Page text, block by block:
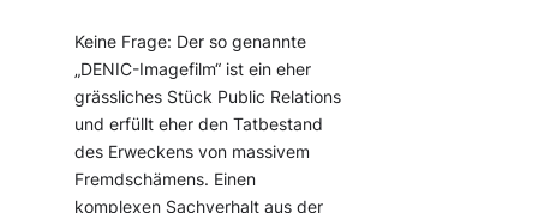
Keine Frage: Der so genannte
„DENIC-Imagefilm“ ist ein eher
grässliches Stück Public Relations
und erfüllt eher den Tatbestand
des Erweckens von massivem
Fremdschämens. Einen
komplexen Sachverhalt aus der